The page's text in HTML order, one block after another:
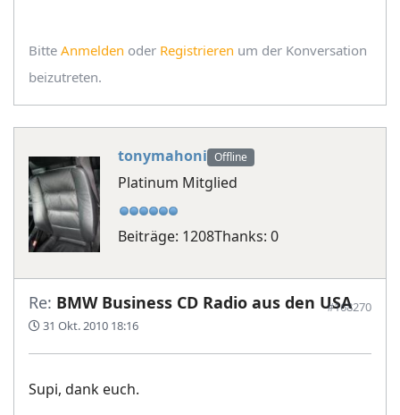
Bitte Anmelden oder Registrieren um der Konversation
beizutreten.
tonymahoni Offline
Platinum Mitglied
Beiträge: 1208Thanks: 0
Re: BMW Business CD Radio aus den USA
31 Okt. 2010 18:16
#168270
Supi, dank euch.